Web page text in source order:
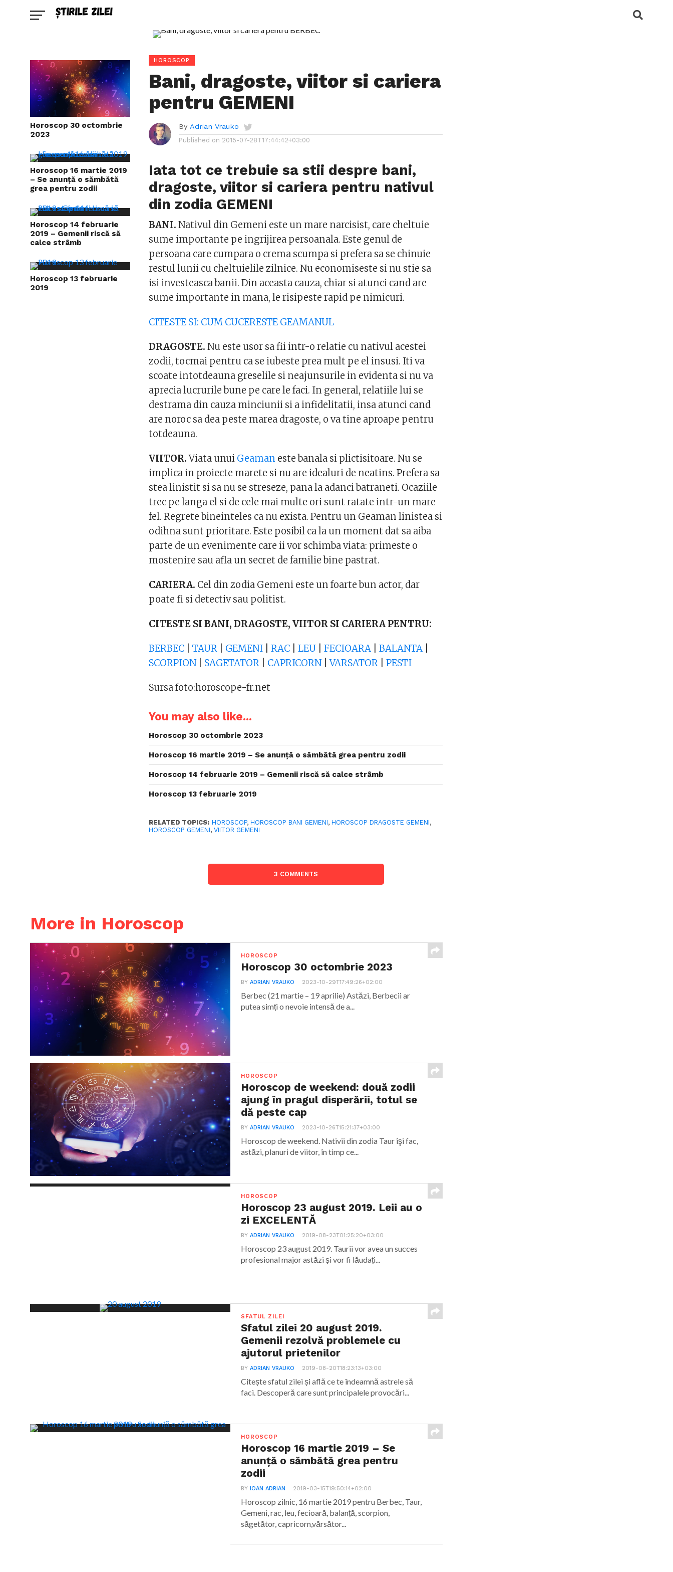
Horoscop 30 octombrie
2023
Horoscop 16 martie 2019
– Se anunță o sămbătă
grea pentru zodii
Horoscop 14 februarie
2019 – Gemenii riscă să
calce strâmb
Horoscop 13 februarie
2019
HOROSCOP
Bani, dragoste, viitor si cariera
pentru GEMENI
By Adrian Vrauko
Published on 2015-07-28T17:44:42+03:00
Iata tot ce trebuie sa stii despre bani,
dragoste, viitor si cariera pentru nativul
din zodia GEMENI
BANI. Nativul din Gemeni este un mare narcisist, care cheltuie
sume importante pe ingrijirea persoanala. Este genul de
persoana care cumpara o crema scumpa si prefera sa se chinuie
restul lunii cu cheltuielile zilnice. Nu economiseste si nu stie sa
isi investeasca banii. Din aceasta cauza, chiar si atunci cand are
sume importante in mana, le risipeste rapid pe nimicuri.
CITESTE SI: CUM CUCERESTE GEAMANUL
DRAGOSTE. Nu este usor sa fii intr-o relatie cu nativul acestei
zodii, tocmai pentru ca se iubeste prea mult pe el insusi. Iti va
scoate intotdeauna greselile si neajunsurile in evidenta si nu va
aprecia lucrurile bune pe care le faci. In general, relatiile lui se
destrama din cauza minciunii si a infidelitatii, insa atunci cand
are noroc sa dea peste marea dragoste, o va tine aproape pentru
totdeauna.
VIITOR.Viata unui Geaman este banala si plictisitoare. Nu se
implica in proiecte marete si nu are idealuri de neatins. Prefera sa
stea linistit si sa nu se streseze, pana la adanci batraneti. Ocaziile
trec pe langa el si de cele mai multe ori sunt ratate intr-un mare
fel. Regrete bineinteles ca nu exista. Pentru un Geaman linistea si
odihna sunt prioritare. Este posibil ca la un moment dat sa aiba
parte de un evenimente care ii vor schimba viata: primeste o
mostenire sau afla un secret de familie bine pastrat.
CARIERA. Cel din zodia Gemeni este un foarte bun actor, dar
poate fi si detectiv sau politist.
CITESTE SI BANI, DRAGOSTE, VIITOR SI CARIERA PENTRU:
BERBEC |TAUR GEMENI |RAC |LEU |FECIOARA |BALANTA
SCORPION| SAGETATOR CAPRICORN|VARSATOR PESTI
Sursa foto:horoscope-fr.net
You may also like...
Horoscop 30 octombrie 2023
Horoscop 16 martie 2019 – Se anunță o sămbătă grea pentru zodii
Horoscop 14 februarie 2019 – Gemenii riscă să calce strâmb
Horoscop 13 februarie 2019
RELATED TOPICS: HOROSCOP,HOROSCOP BANI GEMENI,HOROSCOP DRAGOSTE GEMENI,
HOROSCOP GEMENI,VIITOR GEMENI
3 COMMENTS
More in Horoscop
HOROSCOP
Horoscop 30 octombrie 2023
BYADRIAN VRAUKO 2023-10-29T17:49:26+02:00
Berbec (21 martie – 19 aprilie) Astăzi, Berbecii ar
putea simți o nevoie intensă de a...
HOROSCOP
Horoscop de weekend: două zodii
ajung în pragul disperării, totul se
dă peste cap
BYADRIAN VRAUKO 2023-10-26T15:21:37+03:00
Horoscop de weekend. Nativii din zodia Taur îşi fac,
astăzi, planuri de viitor, în timp ce...
HOROSCOP
Horoscop 23 august 2019. Leii au o
zi EXCELENTĂ
BYADRIAN VRAUKO 2019-08-23T01:25:20+03:00
Horoscop 23 august 2019. Taurii vor avea un succes
profesional major astăzi și vor fi lăudați...
SFATUL ZILEI
Sfatul zilei 20 august 2019.
Gemenii rezolvă problemele cu
ajutorul prietenilor
BYADRIAN VRAUKO 2019-08-20T18:23:13+03:00
Citește sfatul zilei și află ce te îndeamnă astrele să
faci. Descoperă care sunt principalele provocări...
HOROSCOP
Horoscop 16 martie 2019 – Se
anunță o sămbătă grea pentru
zodii
BYIOAN ADRIAN 2019-03-15T19:50:14+02:00
Horoscop zilnic, 16 martie 2019 pentru Berbec, Taur,
Gemeni, rac, leu, fecioară, balanță, scorpion,
săgetător, capricorn,vărsător...